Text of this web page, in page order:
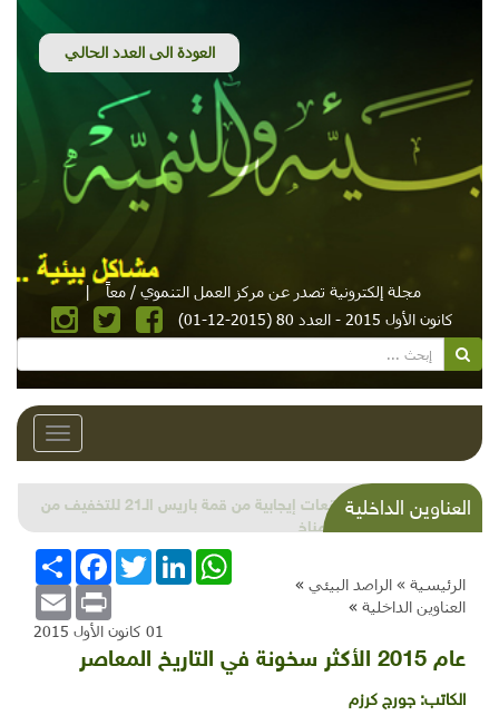
مجلة إلكترونية تصدر عن مركز العمل التنموي / معاً
|
كانون الأول 2015 - العدد 80 (2015-12-01)
Toggle
العناوين الداخلية
لا توقعات إيجابية من قمة باريس الـ21 للتخفيف من
تغيّر المناخ
الرئيسية » الراصد البيئي »
العناوين الداخلية »
انشر
FacebookTwitterLinkedInWhatsApp
Email Print
01 كانون الأول 2015
عام 2015 الأكثر سخونة في التاريخ المعاصر
الكاتب: جورج كرزم